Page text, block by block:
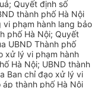
Quyết định số
thành phố Hà Nội
phạm hành lang bảo
phố Hà Nội; Quyết
UBND Thành phố
xử lý vi phạm hành
Hà Nội; UBND thành
Ban chỉ đạo xử lý vi
thành phố Hà Nội